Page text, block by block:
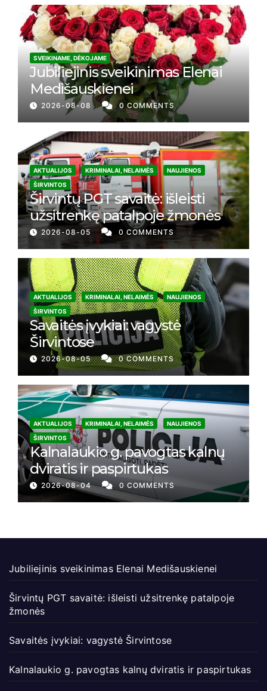
SVEIKINAME, DĖKOJAME
Jubiliejinis sveikinimas Elenai
Medišauskienei
2026-08-08 0 COMMENTS
AKTUALIJOS KRIMINALAI, NELAIMĖS
NAUJIENOS
ŠIRVINTOS
Širvintų PGT savaitė: išleisti
užsitrenkę patalpoje žmonės
2026-08-05 0 COMMENTS
AKTUALIJOS KRIMINALAI, NELAIMĖS
NAUJIENOS
ŠIRVINTOS
Savaitės įvykiai: vagystė
Širvintose
2026-08-05 0 COMMENTS
AKTUALIJOS KRIMINALAI, NELAIMĖS
NAUJIENOS
ŠIRVINTOS
Kalnalaukio g. pavogtas kalnų
dviratis ir paspirtukas
2026-08-04 0 COMMENTS
Jubiliejinis sveikinimas Elenai Medišauskienei
Širvintų PGT savaitė: išleisti užsitrenkę patalpoje
žmonės
Savaitės įvykiai: vagystė Širvintose
Kalnalaukio g. pavogtas kalnų dviratis ir paspirtukas